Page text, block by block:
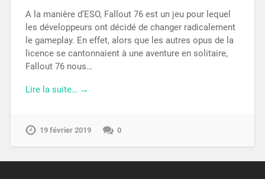
A la manière d’ESO, Fallout 76 est un jeu pour lequel
les développeurs ont décidé de changer radicalement
le gameplay. En effet, alors que les autres opus de la
licence se cantonnaient à une aventure en solitaire,
Fallout 76 nous…
Lire la suite… →
19 février 2019 0